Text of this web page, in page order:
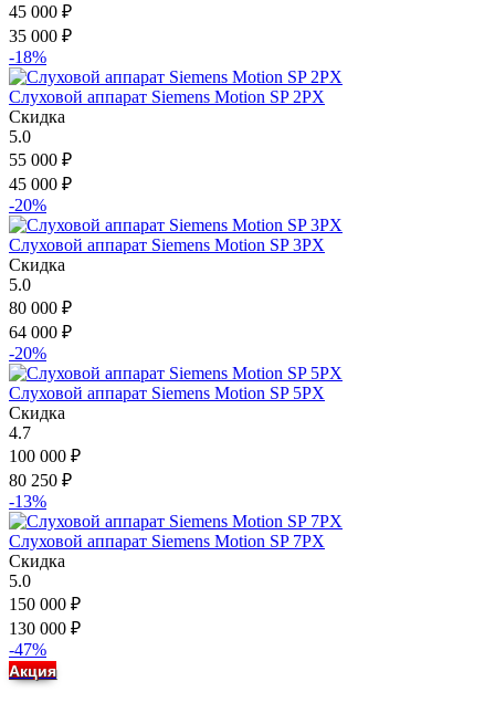
45 000 ₽
35 000 ₽
-18%
Слуховой аппарат Siemens Motion SP 2PX
Скидка
5.0
55 000 ₽
45 000 ₽
-20%
Слуховой аппарат Siemens Motion SP 3PX
Скидка
5.0
80 000 ₽
64 000 ₽
-20%
Слуховой аппарат Siemens Motion SP 5PX
Скидка
4.7
100 000 ₽
80 250 ₽
-13%
Слуховой аппарат Siemens Motion SP 7PX
Скидка
5.0
150 000 ₽
130 000 ₽
-47%
Акция